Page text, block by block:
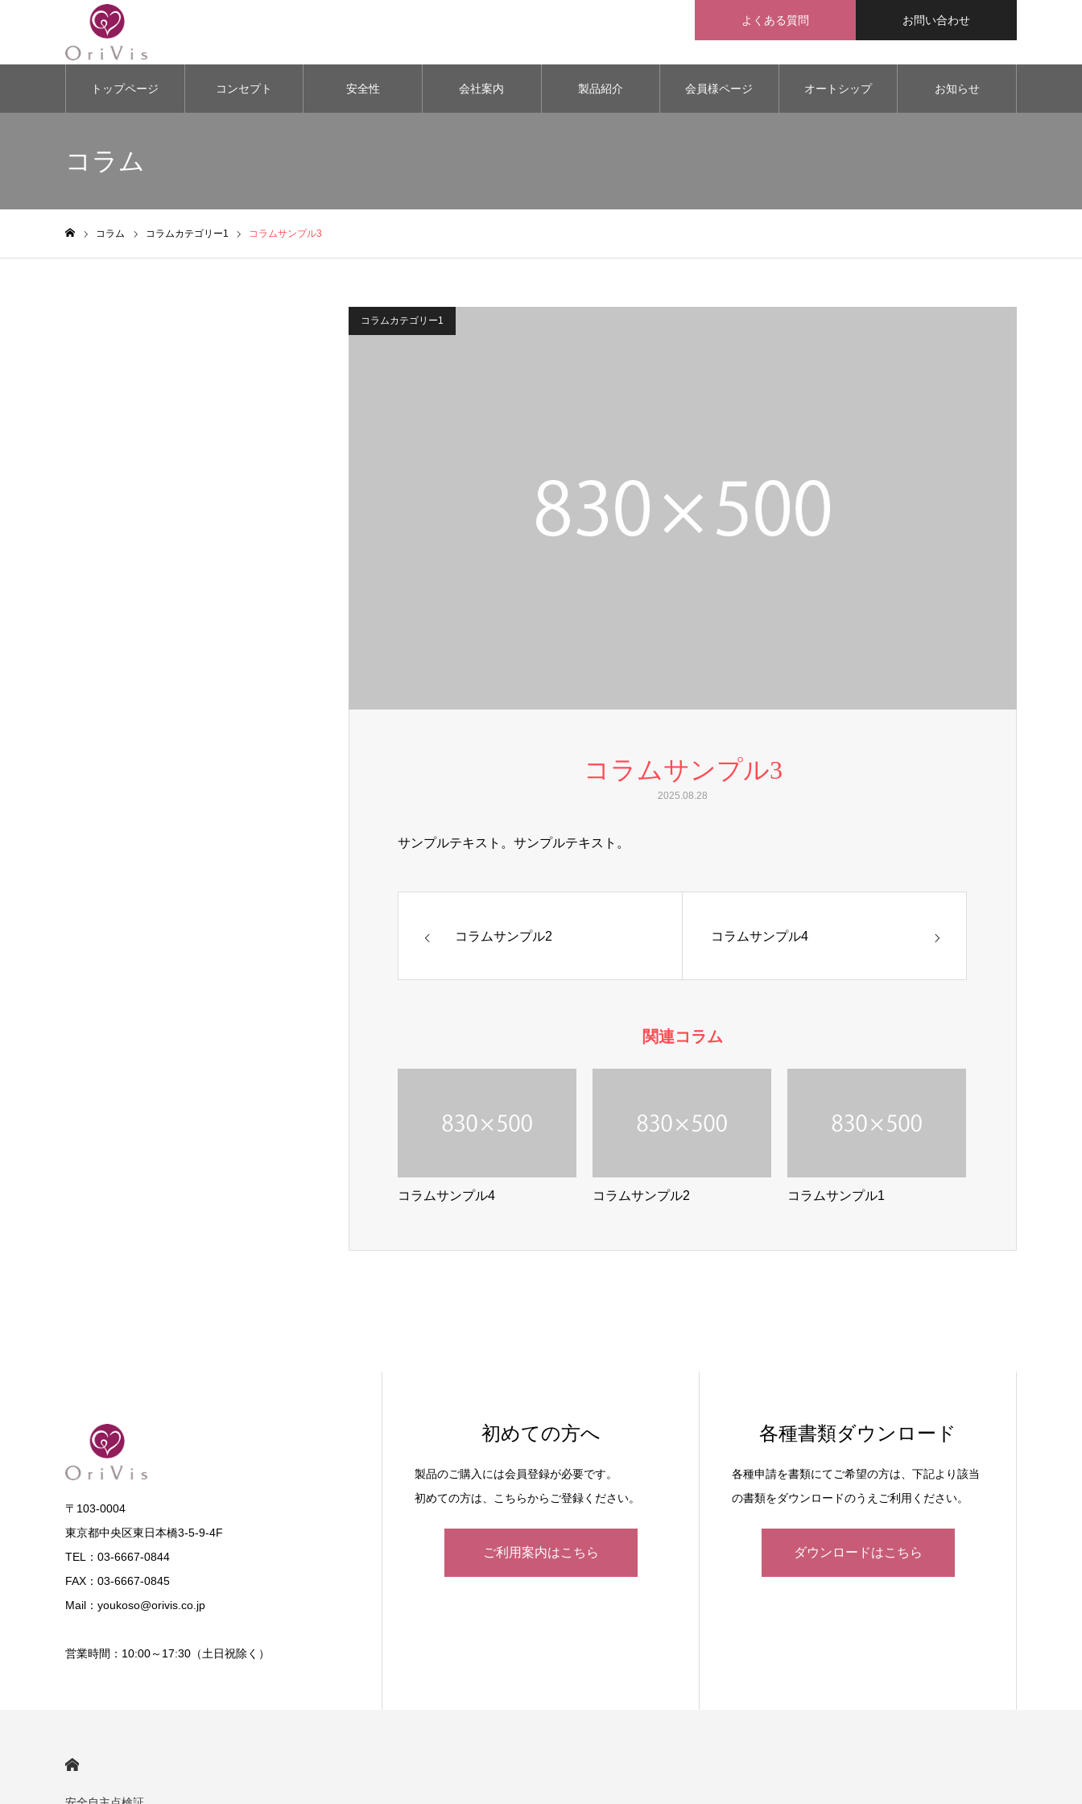
よくある質問 お問い合わせ
トップページ コンセプト 安全性 会社案内 製品紹介 会員様ページ オートシップ お知らせ
コラム
コラム コラムカテゴリー1 コラムサンプル3
コラムカテゴリー1
コラムサンプル3
2025.08.28
サンプルテキスト。サンプルテキスト。
コラムサンプル2 コラムサンプル4
関連コラム
コラムサンプル4 コラムサンプル2 コラムサンプル1
〒103-0004
東京都中央区東日本橋3-5-9-4F
TEL：03-6667-0844
FAX：03-6667-0845
Mail：youkoso@orivis.co.jp
営業時間：10:00～17:30（土日祝除く）
初めての方へ
製品のご購入には会員登録が必要です。
初めての方は、こちらからご登録ください。
ご利用案内はこちら
各種書類ダウンロード
各種申請を書類にてご希望の方は、下記より該当
の書類をダウンロードのうえご利用ください。
ダウンロードはこちら